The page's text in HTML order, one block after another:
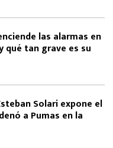
las alarmas en
qué tan grave es su
Solari expone el
a Pumas en la